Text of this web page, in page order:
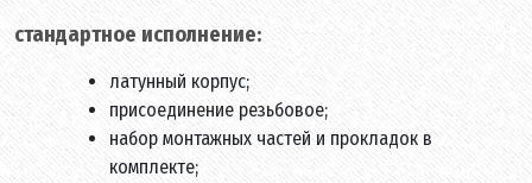
стандартное исполнение:
латунный корпус;
присоединение резьбовое;
набор монтажных частей и прокладок в
комплекте;